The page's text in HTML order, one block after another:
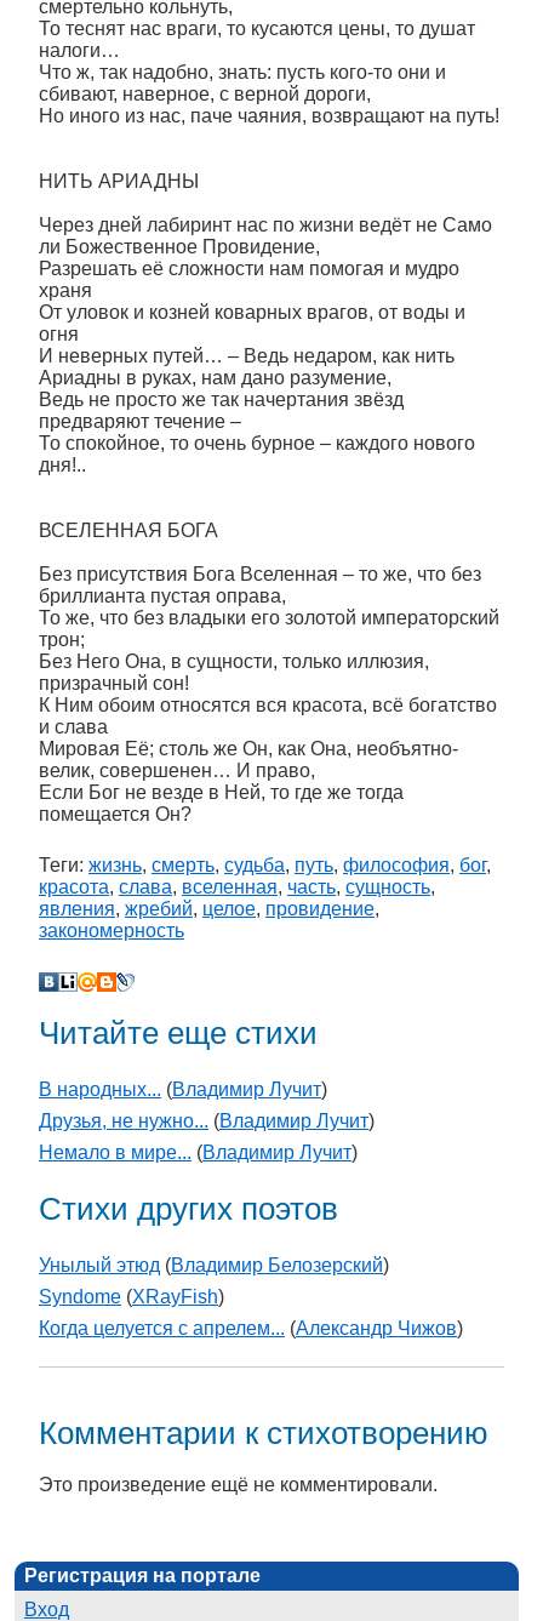
смертельно кольнуть,
То теснят нас враги, то кусаются цены, то душат
налоги…
Что ж, так надобно, знать: пусть кого-то они и
сбивают, наверное, с верной дороги,
Но иного из нас, паче чаяния, возвращают на путь!
НИТЬ АРИАДНЫ
Через дней лабиринт нас по жизни ведёт не Само
ли Божественное Провидение,
Разрешать её сложности нам помогая и мудро
храня
От уловок и козней коварных врагов, от воды и
огня
И неверных путей… – Ведь недаром, как нить
Ариадны в руках, нам дано разумение,
Ведь не просто же так начертания звёзд
предваряют течение –
То спокойное, то очень бурное – каждого нового
дня!..
ВСЕЛЕННАЯ БОГА
Без присутствия Бога Вселенная – то же, что без
бриллианта пустая оправа,
То же, что без владыки его золотой императорский
трон;
Без Него Она, в сущности, только иллюзия,
призрачный сон!
К Ним обоим относятся вся красота, всё богатство
и слава
Мировая Её; столь же Он, как Она, необъятно-
велик, совершенен… И право,
Если Бог не везде в Ней, то где же тогда
помещается Он?
Теги: жизнь, смерть, судьба, путь, философия, бог,
красота, слава, вселенная, часть, сущность,
явления, жребий, целое, провидение,
закономерность
Читайте еще стихи
В народных... (Владимир Лучит)
Друзья, не нужно... (Владимир Лучит)
Немало в мире... (Владимир Лучит)
Стихи других поэтов
Унылый этюд (Владимир Белозерский)
Syndome (XRayFish)
Когда целуется с апрелем... (Александр Чижов)
Комментарии к стихотворению
Это произведение ещё не комментировали.
Регистрация на портале
Вход